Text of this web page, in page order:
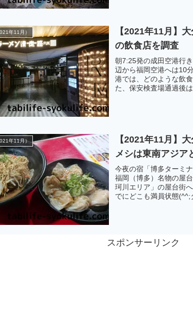
年11月）
【2021年11月】
の飲食店を調査
朝7:25発の成田空港行
辺から福岡空港へは10
港では、どのような飲
た、保安検査場通過後
年11月）
【2021年11月】
メシは東南アジア
今夜の宿「博多ターミ
福岡（博多）名物の屋
珂川エリア」の屋台街
でにどこも満員状態
スポンサーリンク